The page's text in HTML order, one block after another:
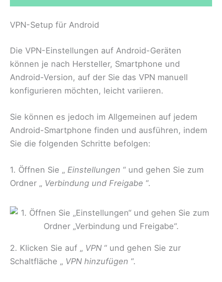
VPN-Setup für Android
Die VPN-Einstellungen auf Android-Geräten
können je nach Hersteller, Smartphone und
Android-Version, auf der Sie das VPN manuell
konfigurieren möchten, leicht variieren.
Sie können es jedoch im Allgemeinen auf jedem
Android-Smartphone finden und ausführen, indem
Sie die folgenden Schritte befolgen:
1. Öffnen Sie „ Einstellungen “ und gehen Sie zum
Ordner „ Verbindung und Freigabe “.
2. Klicken Sie auf „ VPN “ und gehen Sie zur
Schaltfläche „ VPN hinzufügen “.